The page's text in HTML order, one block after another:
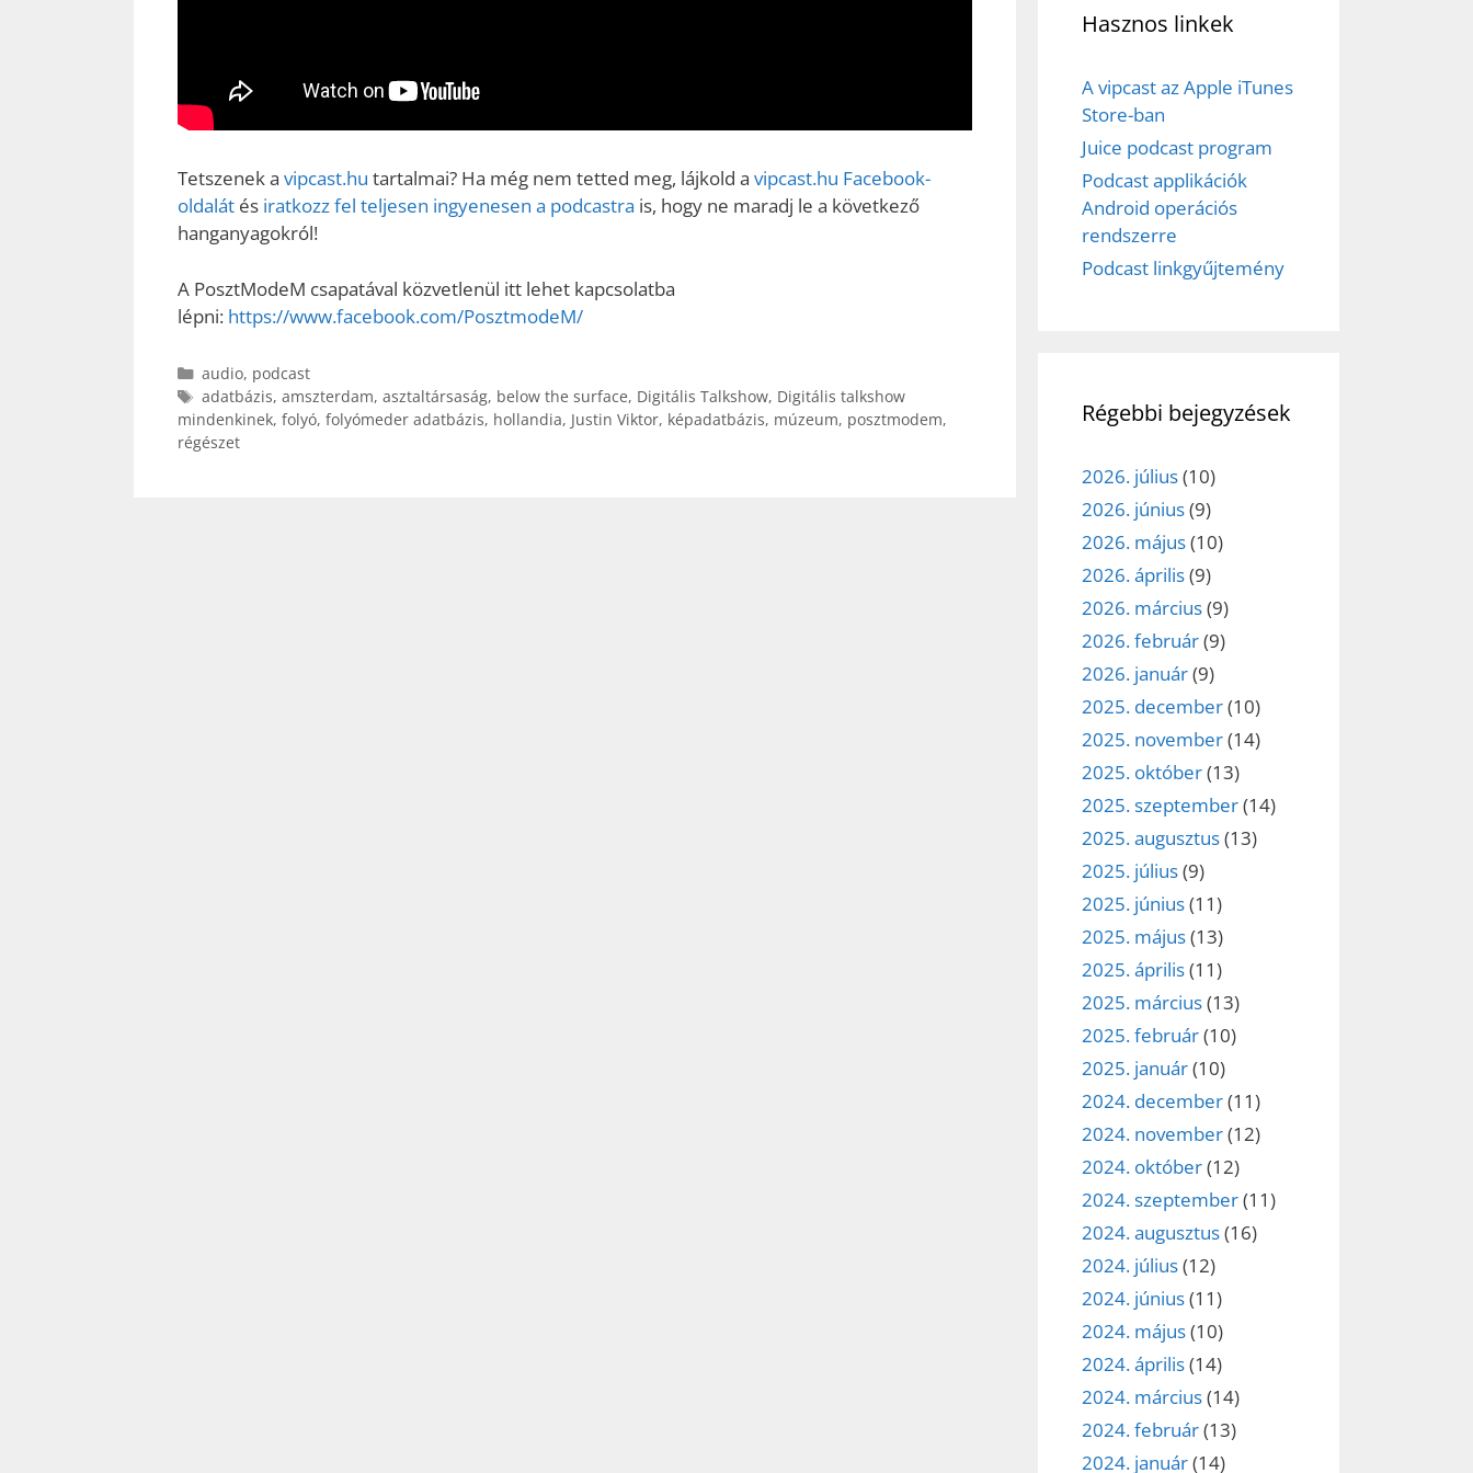
Tetszenek a vipcast.hu tartalmai? Ha még nem tetted meg, lájkold a vipcast.hu Facebook-
oldalát és iratkozz fel teljesen ingyenesen a podcastra is, hogy ne maradj le a következő
hanganyagokról!
A PosztModeM csapatával közvetlenül itt lehet kapcsolatba
lépni: https://www.facebook.com/PosztmodeM/
Kategória
audio, podcast
Címkék
adatbázis, amszterdam, asztaltársaság, below the surface, Digitális Talkshow, Digitális talkshow
mindenkinek, folyó, folyómeder adatbázis, hollandia, Justin Viktor, képadatbázis, múzeum, posztmodem,
régészet
Hasznos linkek
A vipcast az Apple iTunes
Store-ban
Juice podcast program
Podcast applikációk
Android operációs
rendszerre
Podcast linkgyűjtemény
Régebbi bejegyzések
2026. július(10)
2026. június(9)
2026. május(10)
2026. április(9)
2026. március(9)
2026. február(9)
2026. január(9)
2025. december(10)
2025. november(14)
2025. október(13)
2025. szeptember(14)
2025. augusztus(13)
2025. július(9)
2025. június(11)
2025. május(13)
2025. április(11)
2025. március(13)
2025. február(10)
2025. január(10)
2024. december(11)
2024. november(12)
2024. október(12)
2024. szeptember(11)
2024. augusztus(16)
2024. július(12)
2024. június(11)
2024. május(10)
2024. április(14)
2024. március(14)
2024. február(13)
2024. január(14)